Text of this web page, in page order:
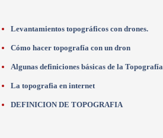
Levantamientos topográficos con drones.
Cómo hacer topografía con un dron
Algunas definiciones básicas de la Topografía
La topografia en internet
DEFINICION DE TOPOGRAFIA